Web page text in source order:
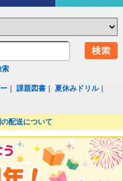
索
｜課題図書 ｜夏休みドリル｜
の配送について